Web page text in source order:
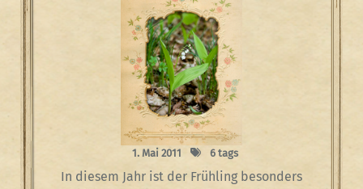
1. Mai 2011 6 tags
In diesem Jahr ist der Frühling besonders